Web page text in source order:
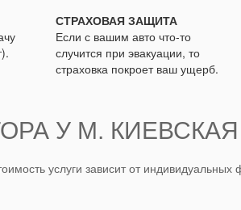
СТРАХОВАЯ ЗАЩИТА
Если с вашим авто что-то
случится при эвакуации, то
страховка покроет ваш ущерб.
У М. КИЕВСКАЯ
услуги зависит от